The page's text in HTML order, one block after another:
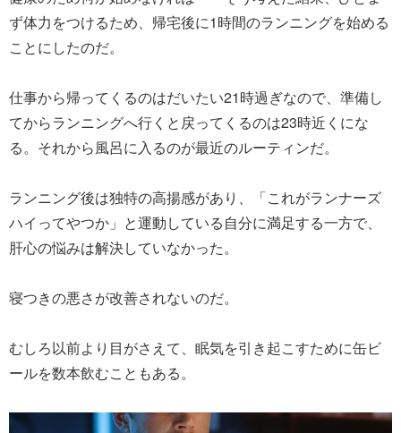
ず体力をつけるため、帰宅後に1時間のランニングを始める
ことにしたのだ。
仕事から帰ってくるのはだいたい21時過ぎなので、準備し
てからランニングへ行くと戻ってくるのは23時近くにな
る。それから風呂に入るのが最近のルーティンだ。
ランニング後は独特の高揚感があり、「これがランナーズ
ハイってやつか」と運動している自分に満足する一方で、
肝心の悩みは解決していなかった。
寝つきの悪さが改善されないのだ。
むしろ以前より目がさえて、眠気を引き起こすために缶ビ
ールを数本飲むこともある。